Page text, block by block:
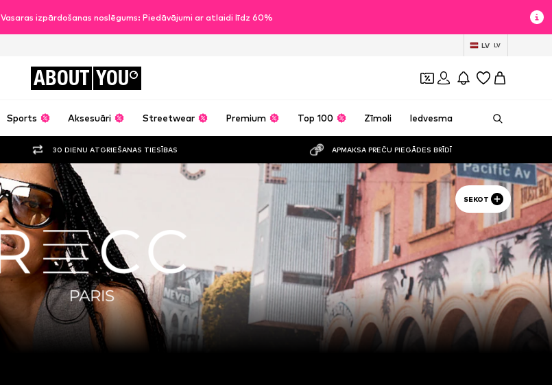
Vasaras izpārdošanas noslēgums: Piedāvājumi ar atlaidi līdz 60%
LV LV
ABOUT YOU
Sports Aksesuāri Streetwear Premium Top 100 Zīmoli Iedvesma
30 DIENU ATGRIEŠANAS TIESĪBAS APMAKSA PREČU PIEGĀDES BRĪDĪ
SEKOT